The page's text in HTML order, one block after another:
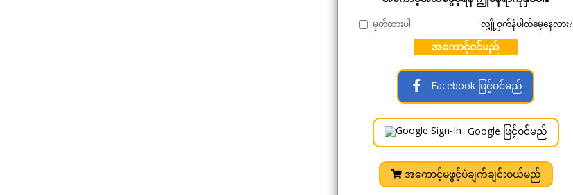
မှတ်ထားပါ လျှို့ဝှက်နံပါတ်မေ့နေလား?
အကောင့်ဝင်မည်
Facebook ဖြင့်ဝင်မည်
Google ဖြင့်ဝင်မည်
အကောင့်မဖွင့်ပဲချက်ချင်းဝယ်မည်